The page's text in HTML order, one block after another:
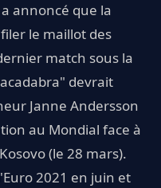
annoncé que la
le maillot des
match sous la
devrait
Janne Andersson
au Mondial face à
(le 28 mars).
2021 en juin et